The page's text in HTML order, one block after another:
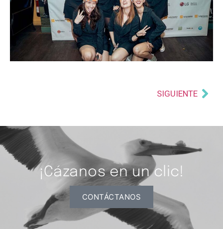
SIGUIENTE
¡Cázanos en un clic!
CONTÁCTANOS